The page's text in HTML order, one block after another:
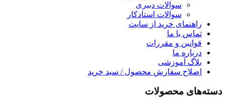
سوالات دبیری
سوالات استادکار
راهنمای خرید از سایت
تماس با ما
قوانین و مقررات
درباره ما
بلاگ آموزشی
اصلاح سفارش محصول / سبد خرید
دسته‌های محصولات